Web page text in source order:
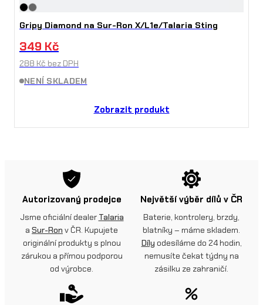
Gripy Diamond na Sur-Ron X/L1e/Talaria Sting
349 Kč
288 Kč bez DPH
NENÍ SKLADEM
Zobrazit produkt
Autorizovaný prodejce
Jsme oficiální dealer Talaria
a Sur-Ron v ČR. Kupujete
originální produkty s plnou
zárukou a přímou podporou
od výrobce.
Největší výběr dílů v ČR
Baterie, kontrolery, brzdy,
blatníky – máme skladem.
Díly odesíláme do 24 hodin,
nemusíte čekat týdny na
zásilku ze zahraničí.